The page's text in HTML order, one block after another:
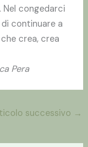
congedarci
continuare a
crea, crea
Pera
successivo →